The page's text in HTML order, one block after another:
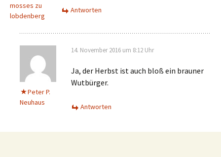
mosses zu
lobdenberg
Antworten
Peter P.
Neuhaus
14. November 2016 um 8:12 Uhr
Ja, der Herbst ist auch bloß ein brauner
Wutbürger.
Antworten